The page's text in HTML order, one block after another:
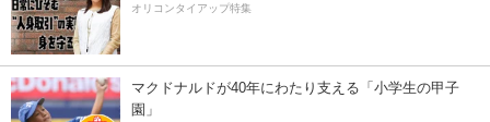
オリコンタイアップ特集
マクドナルドが40年にわたり支える「小学生の甲子
園」